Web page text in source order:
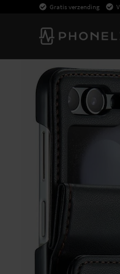
Gratis verzending